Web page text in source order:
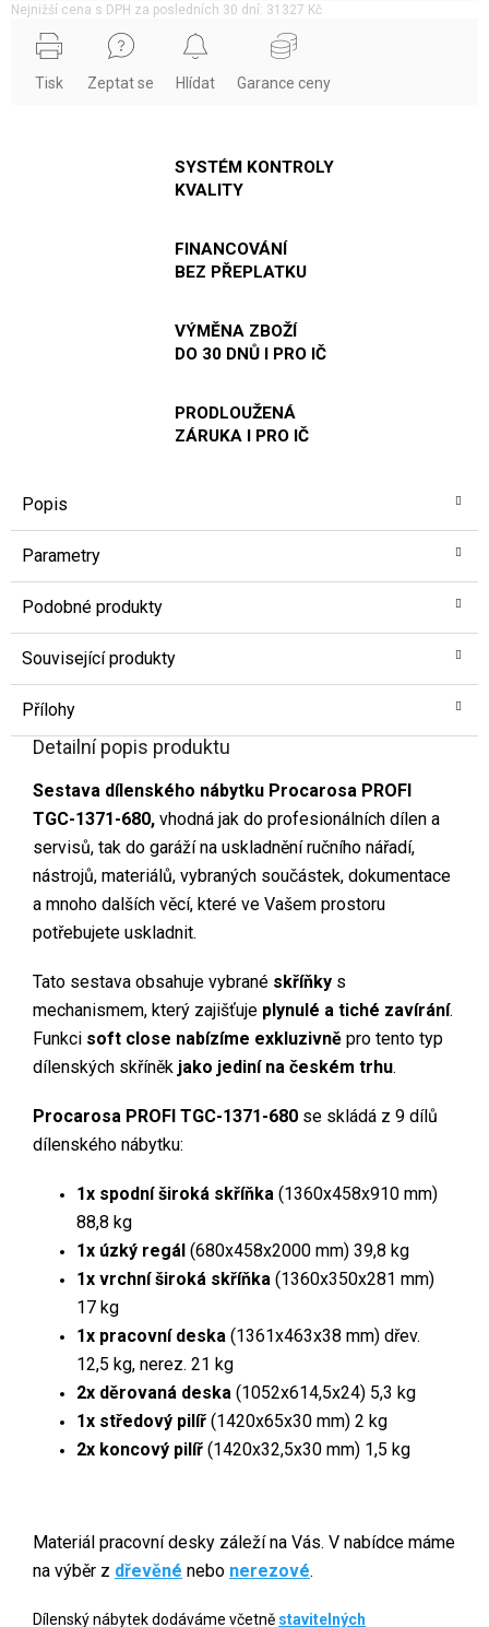
Nejnižší cena s DPH za posledních 30 dní: 31327 Kč
Tisk Zeptat se Hlídat Garance ceny
SYSTÉM KONTROLY
KVALITY
FINANCOVÁNÍ
BEZ PŘEPLATKU
VÝMĚNA ZBOŽÍ
DO 30 DNŮ I PRO IČ
PRODLOUŽENÁ
ZÁRUKA I PRO IČ
Popis
Parametry
Podobné produkty
Související produkty
Přílohy
Detailní popis produktu
Sestava dílenského nábytku Procarosa PROFI
TGC-1371-680, vhodná jak do profesionálních dílen a
servisů, tak do garáží na uskladnění ručního nářadí,
nástrojů, materiálů, vybraných součástek, dokumentace
a mnoho dalších věcí, které ve Vašem prostoru
potřebujete uskladnit.
Tato sestava obsahuje vybrané skříňky s
mechanismem, který zajišťuje plynulé a tiché zavírání.
Funkci soft close nabízíme exkluzivně pro tento typ
dílenských skříněk jako jediní na českém trhu.
Procarosa PROFI TGC-1371-680 se skládá z 9 dílů
dílenského nábytku:
1x spodní široká skříňka (1360x458x910 mm)
88,8 kg
1x úzký regál (680x458x2000 mm) 39,8 kg
1x vrchní široká skříňka (1360x350x281 mm)
17 kg
1x pracovní deska (1361x463x38 mm) dřev.
12,5 kg, nerez. 21 kg
2x děrovaná deska (1052x614,5x24) 5,3 kg
1x středový pilíř (1420x65x30 mm) 2 kg
2x koncový pilíř (1420x32,5x30 mm) 1,5 kg
Materiál pracovní desky záleží na Vás. V nabídce máme
na výběr z dřevěné nebo nerezové.
Dílenský nábytek dodáváme včetně stavitelných